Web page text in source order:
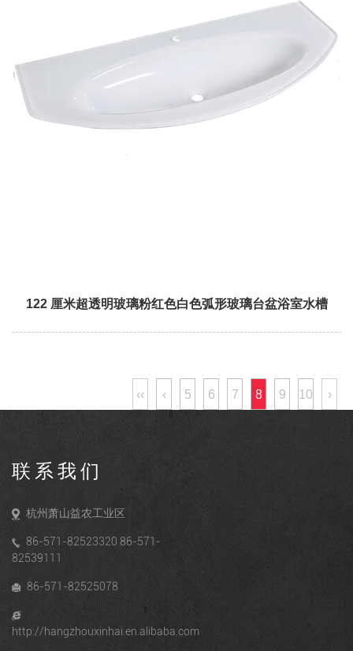
122 厘米超透明玻璃粉红色白色弧形玻璃台盆浴室水槽
‹‹ ‹ 5 6 7 8 9 10 ›
联系我们
杭州萧山益农工业区
86-571-82523320 86-571-
82539111
86-571-82525078
http://hangzhouxinhai.en.alibaba.com